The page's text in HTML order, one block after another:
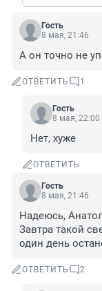
Гость
8 мая, 21:46
А он точно не
ОТВЕТИТЬ 1
Гость
8 мая, 22:00
Нет, хуже
ОТВЕТИТЬ
Гость
8 мая, 21:46
Надеюсь,
Завтра такой
один день
ОТВЕТИТЬ 2